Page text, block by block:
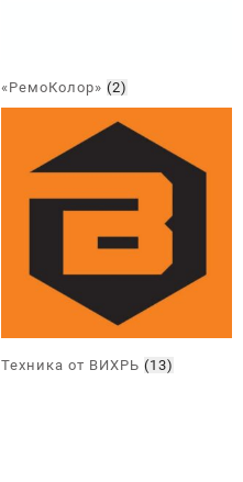
«РемоКолор»(2)
Техника от ВИХРЬ(13)